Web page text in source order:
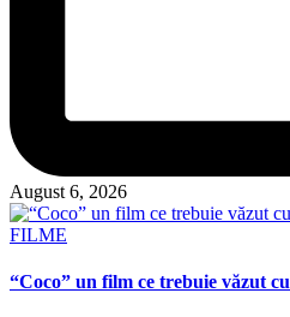
August 6, 2026
Posted
FILME
“Coco” un film ce trebuie văzut